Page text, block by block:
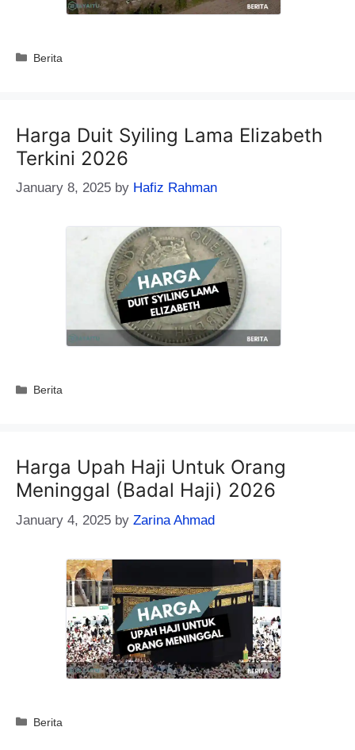
Categories
Berita
Harga Duit Syiling Lama Elizabeth
Terkini 2026
January 8, 2025 by Hafiz Rahman
Categories
Berita
Harga Upah Haji Untuk Orang
Meninggal (Badal Haji) 2026
January 4, 2025 by Zarina Ahmad
Categories
Berita